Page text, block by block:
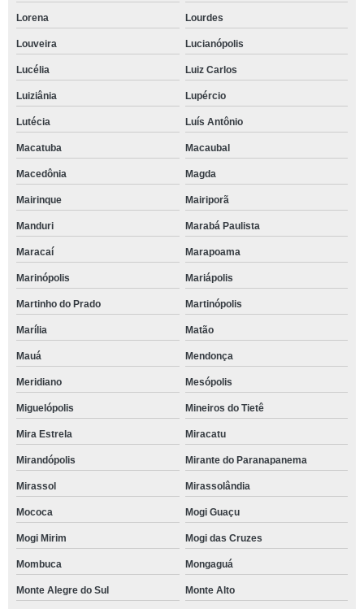
Lorena Lourdes
Louveira Lucianópolis
Lucélia Luiz Carlos
Luiziânia Lupércio
Lutécia Luís Antônio
Macatuba Macaubal
Macedônia Magda
Mairinque Mairiporã
Manduri Marabá Paulista
Maracaí Marapoama
Marinópolis Mariápolis
Martinho do Prado Martinópolis
Marília Matão
Mauá Mendonça
Meridiano Mesópolis
Miguelópolis Mineiros do Tietê
Mira Estrela Miracatu
Mirandópolis Mirante do Paranapanema
Mirassol Mirassolândia
Mococa Mogi Guaçu
Mogi Mirim Mogi das Cruzes
Mombuca Mongaguá
Monte Alegre do Sul Monte Alto